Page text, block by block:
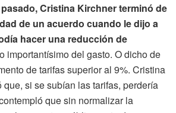
Cristina Kirchner terminó de
de un acuerdo cuando le dijo a
hacer una reducción de
importantísimo del gasto. O dicho de
de tarifas superior al 9%. Cristina
que, si se subían las tarifas, perdería
que sin normalizar la